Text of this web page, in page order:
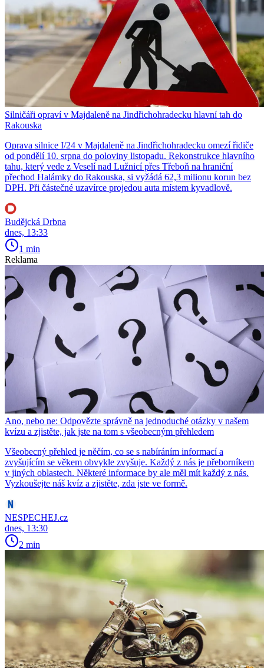
Silničáři opraví v Majdaleně na Jindřichohradecku hlavní tah do
Rakouska
Oprava silnice I/24 v Majdaleně na Jindřichohradecku omezí řidiče
od pondělí 10. srpna do poloviny listopadu. Rekonstrukce hlavního
tahu, který vede z Veselí nad Lužnicí přes Třeboň na hraniční
přechod Halámky do Rakouska, si vyžádá 62,3 milionu korun bez
DPH. Při částečné uzavírce projedou auta místem kyvadlově.
Budějcká Drbna
dnes, 13:33
1 min
Reklama
Ano, nebo ne: Odpovězte správně na jednoduché otázky v našem
kvízu a zjistěte, jak jste na tom s všeobecným přehledem
Všeobecný přehled je něčím, co se s nabíráním informací a
zvyšujícím se věkem obvykle zvyšuje. Každý z nás je přeborníkem
v jiných oblastech. Některé informace by ale měl mít každý z nás.
Vyzkoušejte náš kvíz a zjistěte, zda jste ve formě.
NESPECHEJ.cz
dnes, 13:30
2 min